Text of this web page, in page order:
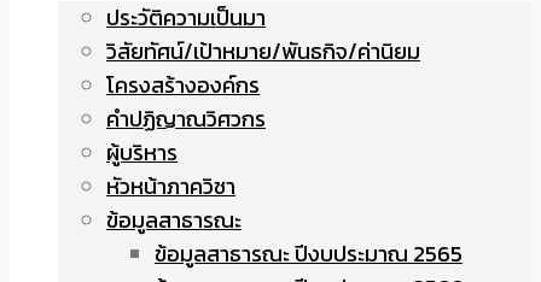
ประวัติความเป็นมา
วิสัยทัศน์/เป้าหมาย/พันธกิจ/ค่านิยม
โครงสร้างองค์กร
คำปฏิญาณวิศวกร
ผู้บริหาร
หัวหน้าภาควิชา
ข้อมูลสาธารณะ
ข้อมูลสาธารณะ ปีงบประมาณ 2565